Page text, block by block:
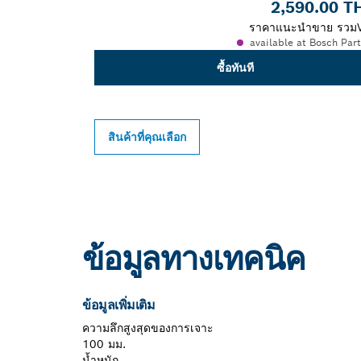
2,590.00
ราคาแนะนำขาย รวม
available at Bosch
ซื้อทันที
สินค้าที่คุณเลือก
ข้อมูลทางเทคนิค
ข้อมูลเพิ่มเติม
ความลึกสูงสุดของการเจาะ
100 มม.